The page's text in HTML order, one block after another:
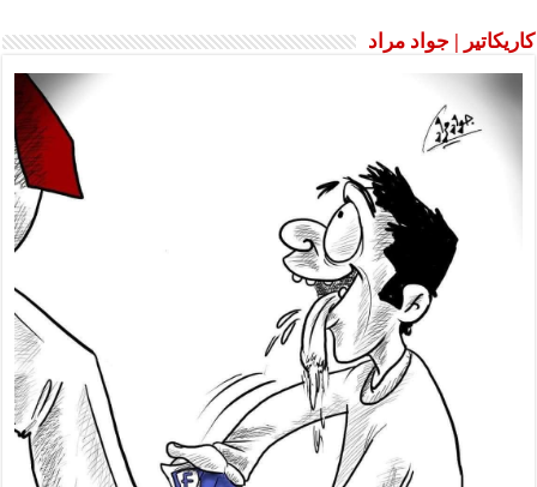
كاريكاتير | جواد مراد